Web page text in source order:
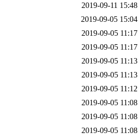
2019-09-11 15:48
2019-09-05 15:04
2019-09-05 11:17
2019-09-05 11:17
2019-09-05 11:13
2019-09-05 11:13
2019-09-05 11:12
2019-09-05 11:08
2019-09-05 11:08
2019-09-05 11:08